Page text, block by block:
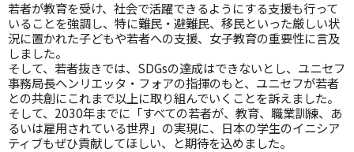
若者が教育を受け、社会で活躍できるようにする支援も行って
いることを強調し、特に難民・避難民、移民といった厳しい状
況に置かれた子どもや若者への支援、女子教育の重要性に言及
しました。
そして、若者抜きでは、SDGsの達成はできないとし、ユニセフ
事務局長ヘンリエッタ・フォアの指揮のもと、ユニセフが若者
との共創にこれまで以上に取り組んでいくことを訴えました。
そして、2030年までに「すべての若者が、教育、職業訓練、あ
るいは雇用されている世界」の実現に、日本の学生のイニシア
ティブもぜひ貢献してほしい、と期待を込めました。